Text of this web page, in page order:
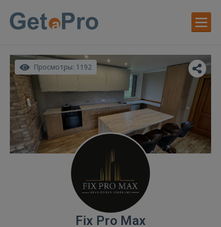
Просмотры: 1192
Fix Pro Max